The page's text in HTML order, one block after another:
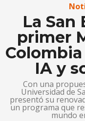
La San
primer
IA y
Con una
Universidad de
presentó su
un programa que
mundo